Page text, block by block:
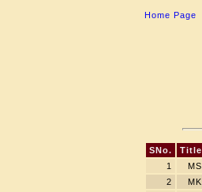
Home Page
SNo. Title
1
MS
2
MK